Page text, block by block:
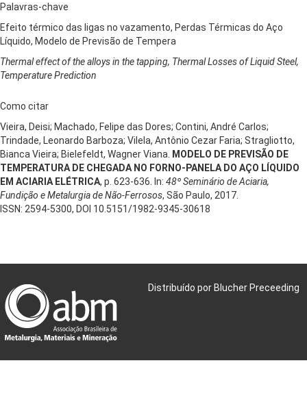
Palavras-chave
Efeito térmico das ligas no vazamento, Perdas Térmicas do Aço
Líquido, Modelo de Previsão de Tempera
Thermal effect of the alloys in the tapping, Thermal Losses of Liquid Steel,
Temperature Prediction
Como citar
Vieira, Deisi; Machado, Felipe das Dores; Contini, André Carlos;
Trindade, Leonardo Barboza; Vilela, Antônio Cezar Faria; Stragliotto,
Bianca Vieira; Bielefeldt, Wagner Viana.
MODELO DE PREVISÃO DE
TEMPERATURA DE CHEGADA NO FORNO-PANELA DO AÇO LÍQUIDO
EM ACIARIA ELÉTRICA, p. 623-636. In: 48º Seminário de Aciaria,
Fundição e Metalurgia de Não-Ferrosos, São Paulo, 2017.
ISSN: 2594-5300, DOI 10.5151/1982-9345-30618
Distribuído por Blucher Preceeding